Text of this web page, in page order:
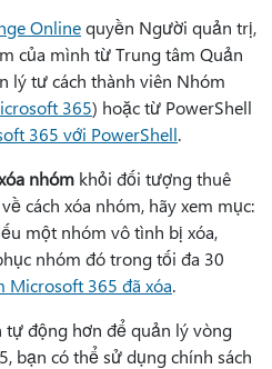
Onlinequyền Người quản trị,
của mình từ Trung tâm Quản
lý tư cách thành viên Nhóm
365) hoặc từ PowerShell
365 với PowerShell.
nhóm khỏi đối tượng thuê
cách xóa nhóm, hãy xem mục:
một nhóm vô tình bị xóa,
nhóm đó trong tối đa 30
Microsoft 365 đã xóa.
tự động hơn để quản lý vòng
bạn có thể sử dụng chính sách